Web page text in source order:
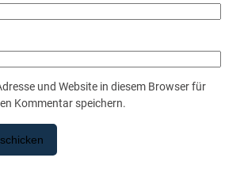
und Website in diesem Browser für
Kommentar speichern.